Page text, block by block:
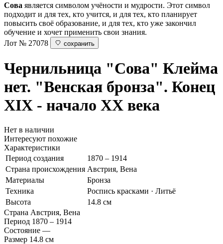
Сова является символом учёности и мудрости. Этот символ
подходит и для тех, кто учится, и для тех, кто планирует
повысить своё образование, и для тех, кто уже закончил
обучение и хочет применить свои знания.
Лот № 27078
сохранить
Чернильница "Сова" Клейма
нет. "Венская бронза". Конец
XIX - начало ХХ века
Нет в наличии
Интересуют похожие
Характеристики
Период создания
1870 – 1914
Страна происхождения Австрия, Вена
Материалы
Бронза
Техника
Роспись красками · Литьё
Высота
14.8 см
Страна Австрия, Вена
Период 1870 – 1914
Состояние —
Размер 14.8 см